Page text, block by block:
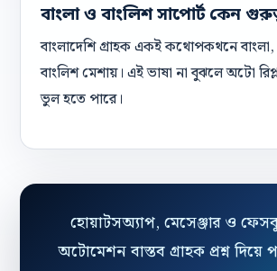
বাংলা ও বাংলিশ সাপোর্ট কেন
বাংলাদেশি গ্রাহক একই কথোপকথনে
বাংলিশ মেশায়। এই ভাষা না বুঝলে অটো
ভুল হতে পারে।
হোয়াটসঅ্যাপ, মেসেঞ্জার ও
অটোমেশন বাস্তব গ্রাহক প্রশ্ন দিয়ে